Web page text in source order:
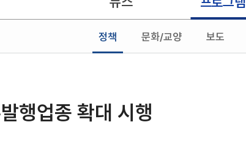
정책 문화/교양 보도
행업종 확대 시행